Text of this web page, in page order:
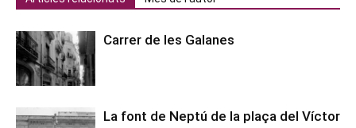
Carrer de les Galanes
La font de Neptú de la plaça del Víctor